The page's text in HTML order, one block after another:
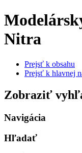
Nitra
Prejsť k obsahu
Prejsť k hlavnej
Zobraziť
Navigácia
Hľadať